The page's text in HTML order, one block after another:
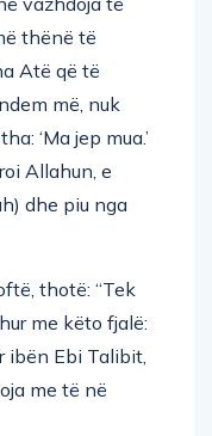
thënë të
Atë që të
më, nuk
‘Ma jep mua.’
Allahun, e
dhe piu nga
thotë: “Tek
me këto fjalë:
ibën Ebi Talibit,
me të në